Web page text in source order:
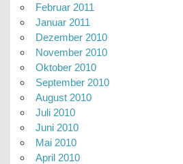
Februar 2011
Januar 2011
Dezember 2010
November 2010
Oktober 2010
September 2010
August 2010
Juli 2010
Juni 2010
Mai 2010
April 2010